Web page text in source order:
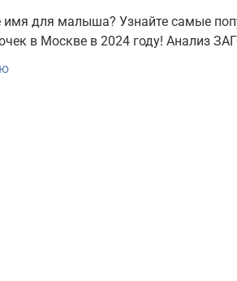
имя для малыша? Узнайте самые
в Москве в 2024 году! Анализ